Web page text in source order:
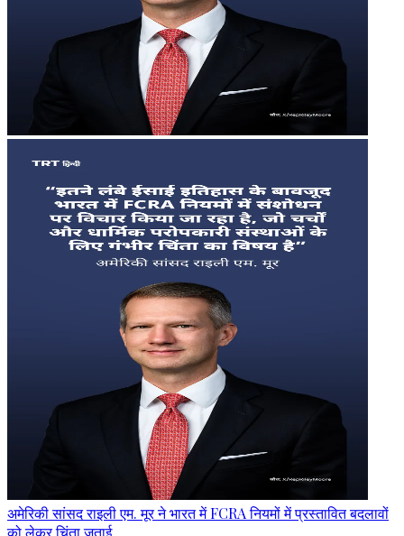
अमेरिकी सांसद राइली एम. मूर ने भारत में FCRA नियमों में प्रस्तावित बदलावों
को लेकर चिंता जताई